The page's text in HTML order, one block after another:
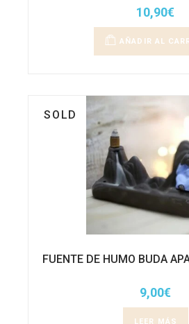
10,90€
AÑADIR AL
SOLD
FUENTE DE HUMO BUDA
9,00€
LEER MÁS